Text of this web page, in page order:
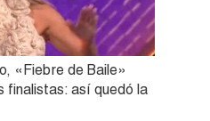
«Fiebre de Baile»
finalistas: así quedó la